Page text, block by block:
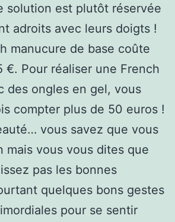
solution est plutôt réservée
adroits avec leurs doigts !
manucure de base coûte
€. Pour réaliser une French
des ongles en gel, vous
compter plus de 50 euros !
vous savez que vous
mais vous vous dites que
pas les bonnes
quelques bons gestes
pour se sentir